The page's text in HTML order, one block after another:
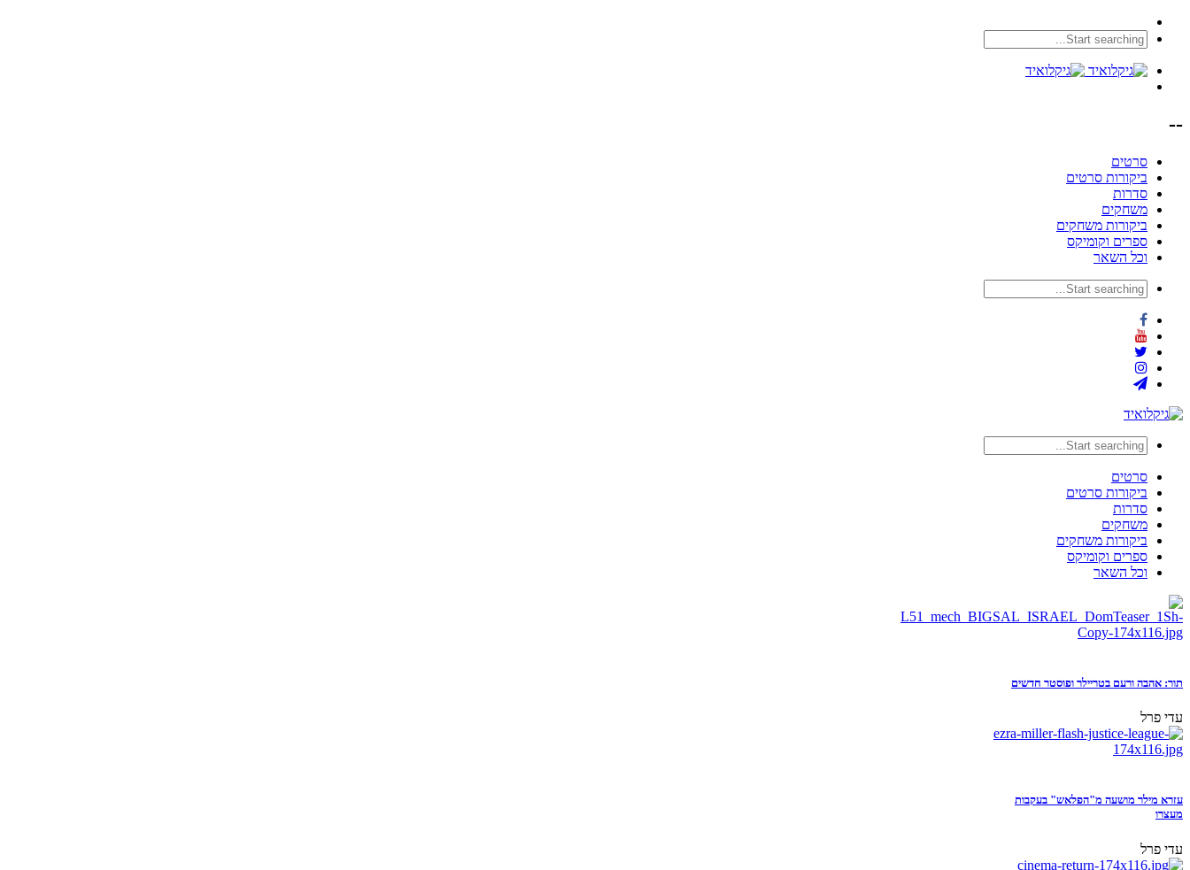
--
סרטים
ביקורות סרטים
סדרות
משחקים
ביקורות משחקים
ספרים וקומיקס
וכל השאר
סרטים
ביקורות סרטים
סדרות
משחקים
ביקורות משחקים
ספרים וקומיקס
וכל השאר
תור: אהבה ורעם בטריילר ופוסטר חדשים
עדי פרל
עזרא מילר מושעה מ"הפלאש" בעקבות
מעצרו
עדי פרל